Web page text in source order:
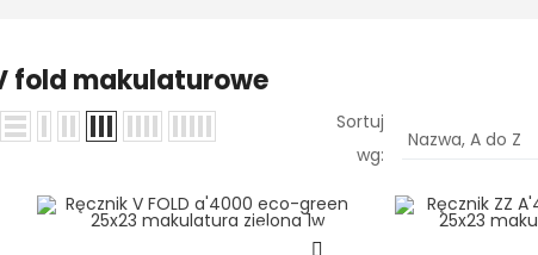
fold makulaturowe
Sortuj
wg:
Nazwa, A do Z